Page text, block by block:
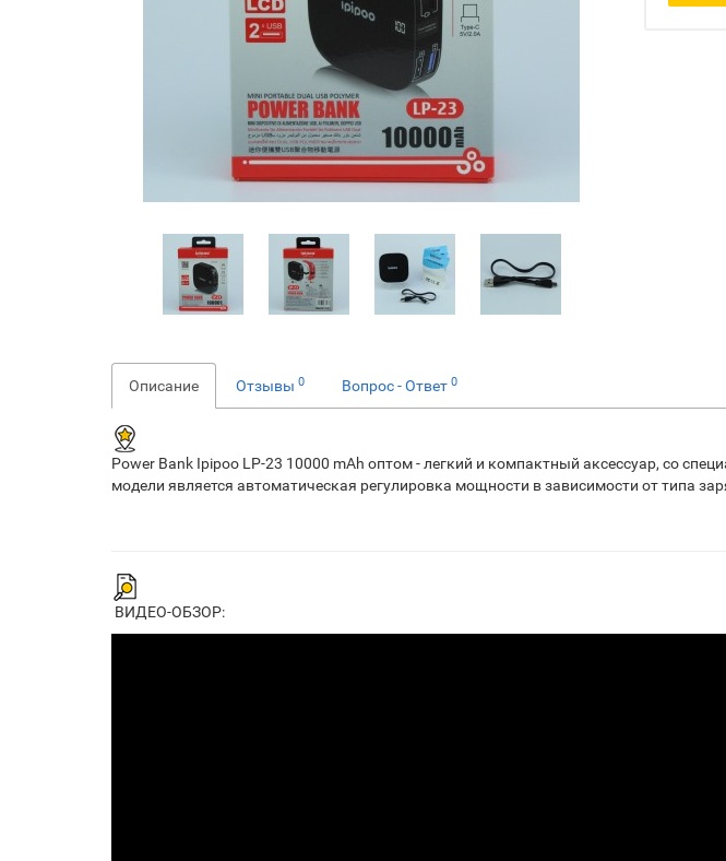
Описание Отзывы 0 Вопрос - Ответ 0
Power Bank Ipipoo LP-23 10000 mAh оптом - легкий и компактный аксессуар, со
модели является автоматическая регулировка мощности в зависимости от типа
ВИДЕО-ОБЗОР: